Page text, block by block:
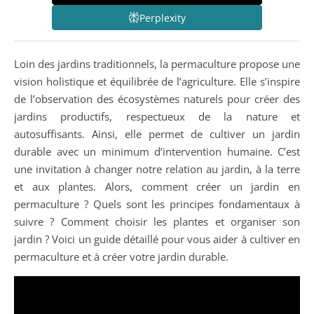
Perplexity
Loin des jardins traditionnels, la permaculture propose une
vision holistique et équilibrée de l’agriculture. Elle s’inspire
de l’observation des écosystèmes naturels pour créer des
jardins productifs, respectueux de la nature et
autosuffisants. Ainsi, elle permet de cultiver un jardin
durable avec un minimum d’intervention humaine. C’est
une invitation à changer notre relation au jardin, à la terre
et aux plantes. Alors, comment créer un jardin en
permaculture ? Quels sont les principes fondamentaux à
suivre ? Comment choisir les plantes et organiser son
jardin ? Voici un guide détaillé pour vous aider à cultiver en
permaculture et à créer votre jardin durable.